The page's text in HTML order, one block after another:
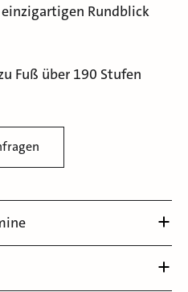
Rundblick
Fuß über 190 Stufen